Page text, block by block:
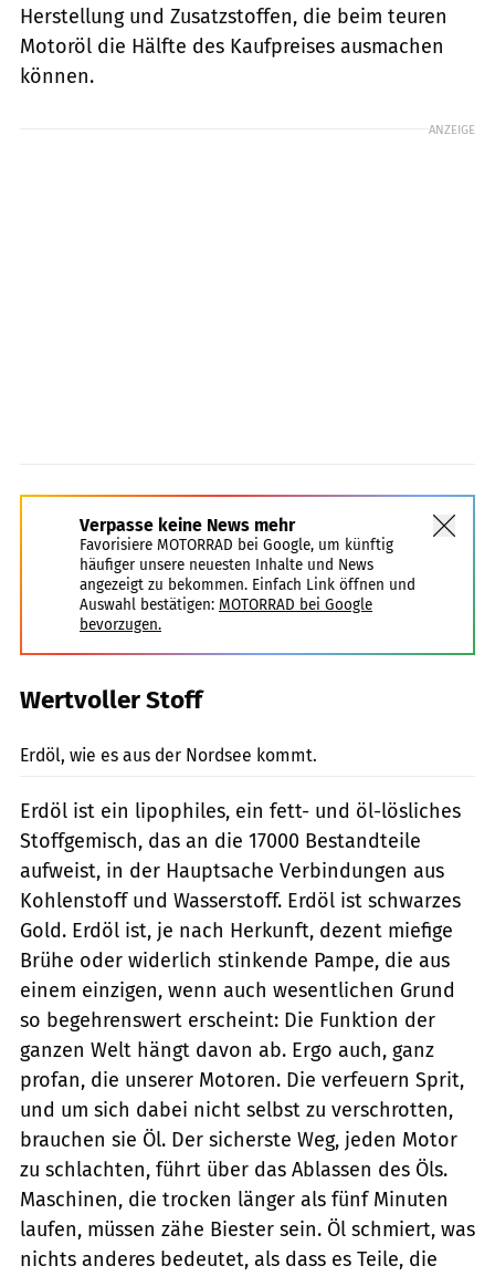
Herstellung und Zusatzstoffen, die beim teuren
Motoröl die Hälfte des Kaufpreises ausmachen
können.
ANZEIGE
Verpasse keine News mehr
Favorisiere MOTORRAD bei Google, um künftig
häufiger unsere neuesten Inhalte und News
angezeigt zu bekommen. Einfach Link öffnen und
Auswahl bestätigen: MOTORRAD bei Google
bevorzugen.
Wertvoller Stoff
Erdöl, wie es aus der Nordsee kommt.
Erdöl ist ein lipophiles, ein fett- und öl-lösliches
Stoffgemisch, das an die 17000 Bestandteile
aufweist, in der Hauptsache Verbindungen aus
Kohlenstoff und Wasserstoff. Erdöl ist schwarzes
Gold. Erdöl ist, je nach Herkunft, dezent miefige
Brühe oder widerlich stinkende Pampe, die aus
einem einzigen, wenn auch wesentlichen Grund
so begehrenswert erscheint: Die Funktion der
ganzen Welt hängt davon ab. Ergo auch, ganz
profan, die unserer Motoren. Die verfeuern Sprit,
und um sich dabei nicht selbst zu verschrotten,
brauchen sie Öl. Der sicherste Weg, jeden Motor
zu schlachten, führt über das Ablassen des Öls.
Maschinen, die trocken länger als fünf Minuten
laufen, müssen zähe Biester sein. Öl schmiert, was
nichts anderes bedeutet, als dass es Teile, die